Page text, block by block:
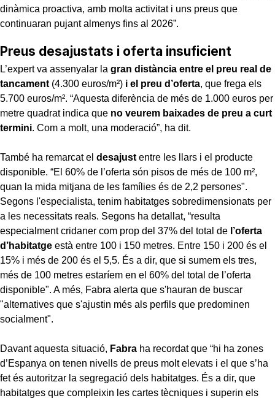
dinàmica proactiva, amb molta activitat i uns preus que
continuaran pujant almenys fins al 2026”.
Preus desajustats i oferta insuficient
L’expert va assenyalar la gran distància entre el preu real de
tancament (4.300 euros/m²) i el preu d’oferta, que frega els
5.700 euros/m². “Aquesta diferència de més de 1.000 euros per
metre quadrat indica que no veurem baixades de preu a curt
termini. Com a molt, una moderació”, ha dit.
També ha remarcat el desajust entre les llars i el producte
disponible. “El 60% de l’oferta són pisos de més de 100 m²,
quan la mida mitjana de les famílies és de 2,2 persones".
Segons l'especialista, tenim habitatges sobredimensionats per
a les necessitats reals. Segons ha detallat, “resulta
especialment cridaner com prop del 37% del total de l’oferta
d’habitatge està entre 100 i 150 metres. Entre 150 i 200 és el
15% i més de 200 és el 5,5. És a dir, que si sumem els tres,
més de 100 metres estaríem en el 60% del total de l’oferta
disponible". A més, Fabra alerta que s'hauran de buscar
"alternatives que s'ajustin més als perfils que predominen
socialment".
Davant aquesta situació, Fabra ha recordat que “hi ha zones
d’Espanya on tenen nivells de preus molt elevats i el que s’ha
fet és autoritzar la segregació dels habitatges. És a dir, que
habitatges que compleixin les cartes tècniques i superin els